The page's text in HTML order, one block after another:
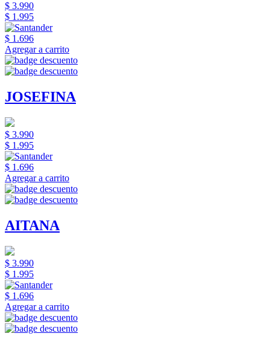
$ 3.990
$ 1.995
$ 1.696
Agregar a carrito
JOSEFINA
$ 3.990
$ 1.995
$ 1.696
Agregar a carrito
AITANA
$ 3.990
$ 1.995
$ 1.696
Agregar a carrito